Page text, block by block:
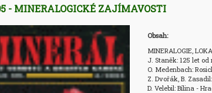
- MINERALOGICKÉ ZAJÍMAVOSTI
Obsah:
MINERALOGIE,
J. Staněk: 125 let
O. Medenbach:
Z. Dvořák, B.
D. Velebil: Bílina -